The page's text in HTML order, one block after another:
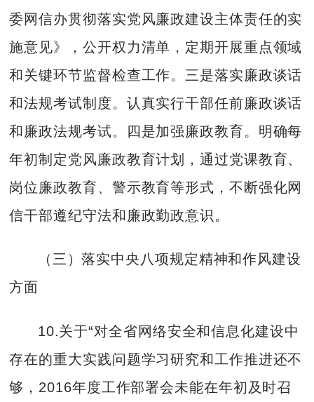
委网信办贯彻落实党风廉政建设主体责任的实
施意见》，公开权力清单，定期开展重点领域
和关键环节监督检查工作。三是落实廉政谈话
和法规考试制度。认真实行干部任前廉政谈话
和廉政法规考试。四是加强廉政教育。明确每
年初制定党风廉政教育计划，通过党课教育、
岗位廉政教育、警示教育等形式，不断强化网
信干部遵纪守法和廉政勤政意识。
（三）落实中央八项规定精神和作风建设
方面
10.关于“对全省网络安全和信息化建设中
存在的重大实践问题学习研究和工作推进还不
够，2016年度工作部署会未能在年初及时召